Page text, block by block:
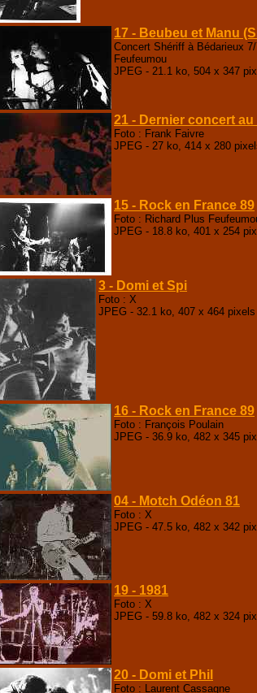
17 - Beubeu et Manu
Concert Shériff à Bédarieux
Feufeumou
JPEG - 21.1 ko, 504 x 347
21 - Dernier concert
Foto : Frank Faivre
JPEG - 27 ko, 414 x 280
15 - Rock en France 89
Foto : Richard Plus
JPEG - 18.8 ko, 401 x 254
3 - Domi et Spi
Foto : X
JPEG - 32.1 ko, 407 x 464 pixels
16 - Rock en France 89
Foto : François Poulain
JPEG - 36.9 ko, 482 x 345
04 - Motch Odéon 81
Foto : X
JPEG - 47.5 ko, 482 x 342
19 - 1981
Foto : X
JPEG - 59.8 ko, 482 x 324
20 - Domi et Phil
Foto : Laurent Cassagne